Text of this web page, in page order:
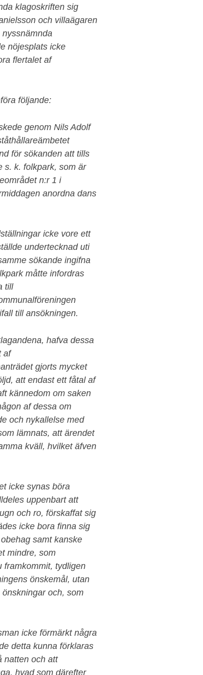
klagoskriften sig
och villaägaren
nöjesplats icke
flertalet af
följande:
genom Nils Adolf
för sökanden att tills
s. k. folkpark, som är
n:r 1 i
anordna dans
icke vore ett
undertecknad uti
sökande ingifna
måtte infordras
till
till ansökningen.
hafva dessa
af
gjorts mycket
att endast ett fåtal af
kännedom om saken
af dessa om
och nykallelse med
lämnats, att ärendet
kväll, hvilket äfven
icke synas böra
uppenbart att
och ro, förskaffat sig
icke bora finna sig
samt kanske
mindre, som
framkommit, tydligen
önskemål, utan
och, som
icke förmärkt några
detta kunna förklaras
natten och att
hvad som därefter